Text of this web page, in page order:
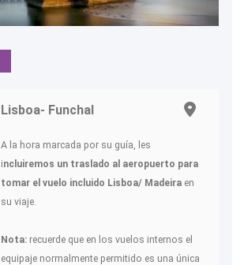
Lisboa- Funchal
A la hora marcada por su guía, les
incluiremos un traslado al aeropuerto para
tomar el vuelo incluido Lisboa/ Madeira en
su viaje.
Nota: recuerde que en los vuelos internos el
equipaje normalmente permitido es una única